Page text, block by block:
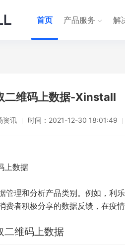
首页 产品服务 解
二维码上数据-Xinstall
资讯 时间： 2021-12-30 18:01:49
上数据
管理和分析产品类别。例如，利
费者积极分享的数据反馈，在疫
维码上数据